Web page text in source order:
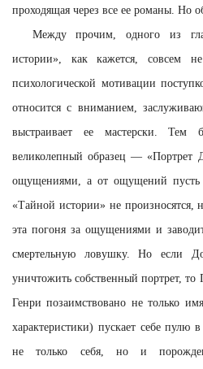
проходящая через все ее романы. Но
Между прочим, одного из
истории», как кажется, совсем
психологической мотивации
относится с вниманием,
выстраивает ее мастерски. Тем
великолепный образец — «Портрет
ощущениями, а от ощущений
«Тайной истории» не произносятся,
эта погоня за ощущениями и
смертельную ловушку. Но если
уничтожить собственный портрет, то
Генри позаимствовано не только
характеристики) пускает себе пулю
не только себя, но и